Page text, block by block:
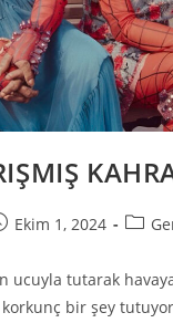
Ekim 1, 2024
ucuyla tutarak
bir şey